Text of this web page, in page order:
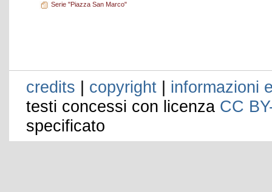
Serie "Piazza San Marco"
credits | copyright | informazioni
testi concessi con licenza CC
specificato